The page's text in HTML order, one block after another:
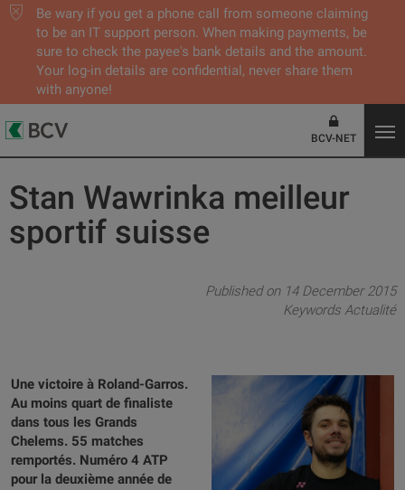
Be wary if you get a phone call from someone claiming
to be an IT support person. When making payments, be
sure to check the payee's bank details and the amount.
Your log-in details are confidential, never share them
with anyone!
BCV-NET
Stan Wawrinka meilleur
sportif suisse
Published on 14 December 2015
Keywords Actualité
Une victoire à Roland-Garros.
Au moins quart de finaliste
dans tous les Grands
Chelems. 55 matches
remportés. Numéro 4 ATP
pour la deuxième année de